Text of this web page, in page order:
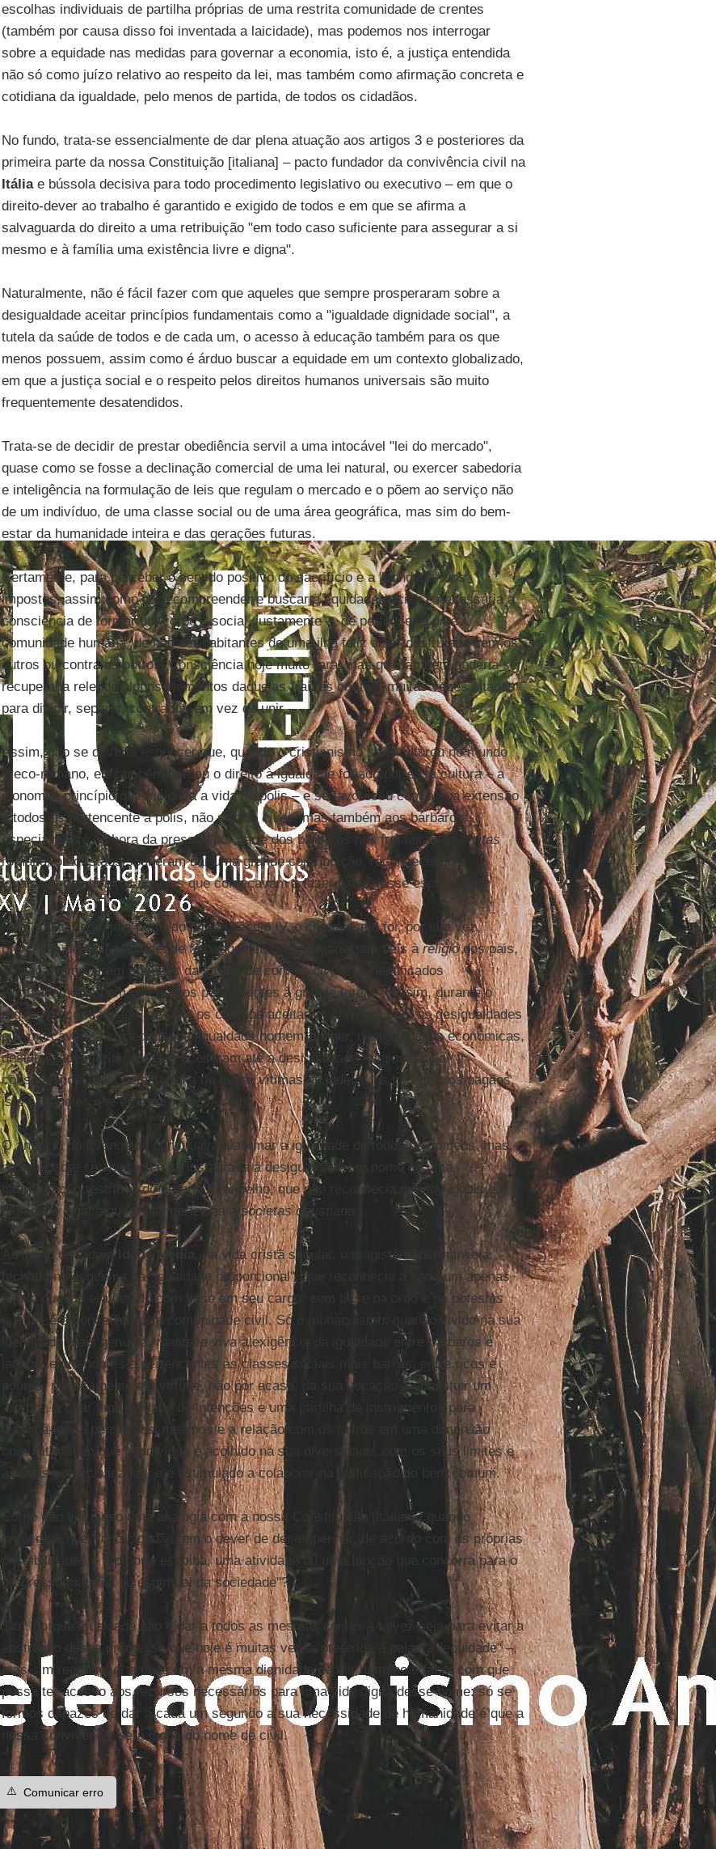
escolhas individuais de partilha próprias de uma restrita comunidade de crentes
(também por causa disso foi inventada a laicidade), mas podemos nos interrogar
sobre a equidade nas medidas para governar a economia, isto é, a justiça entendida
não só como juízo relativo ao respeito da lei, mas também como afirmação concreta e
cotidiana da igualdade, pelo menos de partida, de todos os cidadãos.
No fundo, trata-se essencialmente de dar plena atuação aos artigos 3 e posteriores da
primeira parte da nossa Constituição [italiana] – pacto fundador da convivência civil na
Itália e bússola decisiva para todo procedimento legislativo ou executivo – em que o
direito-dever ao trabalho é garantido e exigido de todos e em que se afirma a
salvaguarda do direito a uma retribuição "em todo caso suficiente para assegurar a si
mesmo e à família uma existência livre e digna".
Naturalmente, não é fácil fazer com que aqueles que sempre prosperaram sobre a
desigualdade aceitar princípios fundamentais como a "igualdade dignidade social", a
tutela da saúde de todos e de cada um, o acesso à educação também para os que
menos possuem, assim como é árduo buscar a equidade em um contexto globalizado,
em que a justiça social e o respeito pelos direitos humanos universais são muito
frequentemente desatendidos.
Trata-se de decidir de prestar obediência servil a uma intocável "lei do mercado",
quase como se fosse a declinação comercial de uma lei natural, ou exercer sabedoria
e inteligência na formulação de leis que regulam o mercado e o põem ao serviço não
de um indivíduo, de uma classe social ou de uma área geográfica, mas sim do bem-
estar da humanidade inteira e das gerações futuras.
Certamente, para perceber o sentido positivo do sacrifício e a "bondade" dos
impostos, assim como para compreender e buscar a equidade social, é necessária a
consciência de formar um corpo – social, justamente –, de pertencer a uma
comunidade humana, de não ser habitantes de uma ilha feliz a ser desfrutada sem os
outros ou contra os outros. Consciência hoje muito rara, mas que também poderia ser
recuperada relendo alguns elementos daquelas "raízes cristãs" muitas vezes citadas
para dividir, separar, contrapor, em vez de unir.
Assim, não se deveria esquecer que, quando o cristianismo se inculturou no mundo
greco-romano, ele também herdou o direito à igualdade forjado por essa cultura – a
isonomia, princípio que moldava a vida da polis – e se favoreceu com a sua extensão
a todos os pertencente à polis, não só aoscives, mas também aos bárbaros:
especialmente na hora da pressão por parte dos bárbaros nas fronteiras da
civitas
romana, os cristãos souberam dar uma grande contribuição, reconhecendo a
igualdade dos direitos àqueles que começavam a fazer parte desse espaço civil.
Mas, muito cedo, já a partir do fim do século IV, o cristianismo foi, por sua vez,
prenúncio de desigualdade: de fato, aqueles que permaneciam fiéis àreligiodos pais,
ao paganismo, eram privados da igualdade com oscives
, já identificados
exclusivamente com os cristãos pertencentes à grande Igreja... Assim, durante o
regime de cristiandade, de fato, os cristãos aceitaram conviver com as desigualdades
que marcavam a sociedade: desigualdade homem-mulher, desigualdades econômicas,
desigualdades jurídicas; eles aceitaram até a desigualdade religiosa, cuja
consequência mais nefasta foi a de tornar vítimas os judeus, os hereges, os pagãos,
isto é, aqueles que eramextra ecclesiam .
O anúncio do Evangelho continuava a afirmar a igualdade de todos os homens, mas,
na realidade, se aceitava e se instaurava a desigualdade em nome de uma
interpretação restritiva do próprio Evangelho, que não reconhecia direitos iguais e
dignidade igual a quem não pertencia à societas christiana
Ao longo de toda a Idade Média
, na vida cristã secular, o magistério permanecia
fechado no esquema da "igualdade proporcional", que reconhecia a cada um apenas
aquilo que lhe era devido com base em seu cargo, com base na
e na potestas
que lhe era concedido pela comunidade civil. Só o monaquismo, quando vivido na sua
identidade mais genuína, manteve viva a exigência da igualdade entre bárbaros e
latinos, entre nobres e pertencentes às classes sociais mais baixas, entre ricos e
pobres: precisamente em virtude, não por acaso, da sua vocação a constituir um
"corpo", a criar uma unidade de intenções e uma partilha de instrumentos para
alcançá-los, a pensar a si mesmos e a relação com os outros em uma dimensão
comunitária em que o indivíduo é acolhido na sua diversidade, com os seus limites e
as suas potencialidades, e é estimulado a colaborar na edificação do bem comum.
Como não ver nisso uma analogia com a nossa Constituição [italiana] quando
prescreve que "todo cidadão tem o dever de desempenhar, de acordo com as próprias
possibilidades e a própria escolha, uma atividade ou uma função que concorra para o
progresso material ou espiritual da sociedade"?
Sim, porque igualdade não é dar a todos as mesmas coisas – talvez seja para evitar a
abstração dessa promessa que hoje é muitas vezes preferida a palavra "equidade" –,
mas sim reconhecer a cada um a mesma dignidade de ser humano e fazer com que
possa ter acesso aos recursos necessários para uma vida digna desse nome: só se
formos capazes de dar a cada um segundo a sua necessidade de humanidade é que a
nossa convivência será digna do nome de civil.
⚠️ Comunicar erro